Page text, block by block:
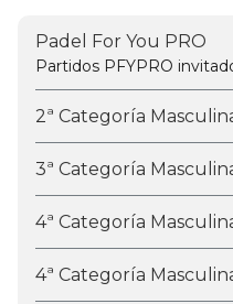
Padel For You PRO
Partidos PFYPRO
2ª Categoría
3ª Categoría
4ª Categoría
4ª Categoría